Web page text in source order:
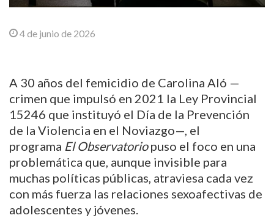
4 de junio de 2026
A 30 años del femicidio de Carolina Aló —
crimen que impulsó en 2021 la Ley Provincial
15246 que instituyó el Día de la Prevención
de la Violencia en el Noviazgo—, el
programa El Observatoriopuso el foco en una
problemática que, aunque invisible para
muchas políticas públicas, atraviesa cada vez
con más fuerza las relaciones sexoafectivas de
adolescentes y jóvenes.